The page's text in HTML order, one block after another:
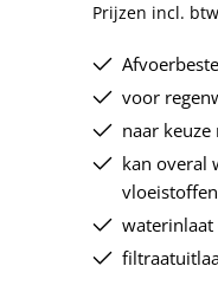
Prijzen incl.
voor
naar
kan overal
waterinlaat